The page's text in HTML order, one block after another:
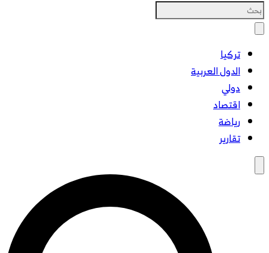
تركيا
الدول العربية
دولي
اقتصاد
رياضة
تقارير